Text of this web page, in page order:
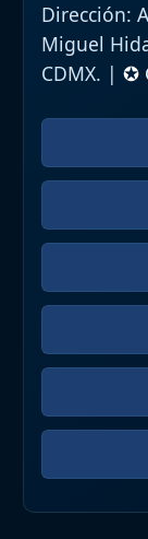
Dirección:
Miguel
CDMX. | ✪